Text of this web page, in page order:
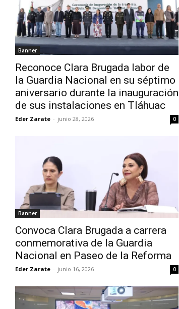
Banner
Reconoce Clara Brugada labor de
la Guardia Nacional en su séptimo
aniversario durante la inauguración
de sus instalaciones en Tláhuac
Eder Zarate - junio 28, 2026 0
Banner
Convoca Clara Brugada a carrera
conmemorativa de la Guardia
Nacional en Paseo de la Reforma
Eder Zarate - junio 16, 2026 0